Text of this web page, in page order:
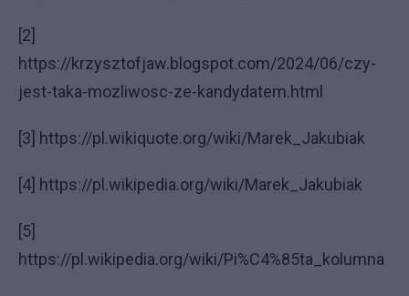
[2]
https://krzysztofjaw.blogspot.com/2024/06/czy-
jest-taka-mozliwosc-ze-kandydatem.html
[3] https://pl.wikiquote.org/wiki/Marek_Jakubiak
[4] https://pl.wikipedia.org/wiki/Marek_Jakubiak
[5]
https://pl.wikipedia.org/wiki/Pi%C4%85ta_kolumna